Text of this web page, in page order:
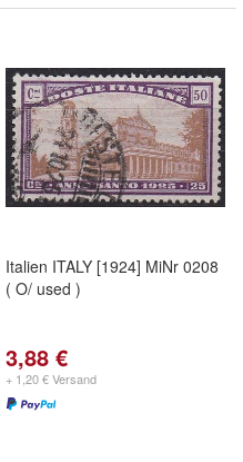
Italien ITALY [1924] MiNr 0208
( O/ used )
3,88 €
+ 1,20 € Versand